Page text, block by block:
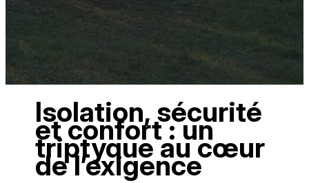
Isolation, sécurité
et confort : un
triptyque au cœur
de l’exigence